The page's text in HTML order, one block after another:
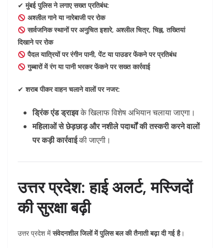
✔मुंबई पुलिस ने लगाए सख्त प्रतिबंध:
अश्लील गाने या नारेबाजी पर रोक
सार्वजनिक स्थानों पर अनुचित इशारे, अश्लील चित्र, चिह्न, तख्तियां
दिखाने पर रोक
पैदल यात्रियों पर रंगीन पानी, पेंट या पाउडर फेंकने पर प्रतिबंध
गुब्बारों में रंग या पानी भरकर फेंकने पर सख्त कार्रवाई
✔शराब पीकर वाहन चलाने वालों पर नजर:
ड्रिंक एंड ड्राइवके खिलाफ विशेष अभियान चलाया जाएगा।
महिलाओं से छेड़छाड़ और नशीले पदार्थों की तस्करी करने वालों
पर कड़ी कार्रवाईकी जाएगी।
उत्तर प्रदेश: हाई अलर्ट, मस्जिदों
की सुरक्षा बढ़ी
उत्तर प्रदेश मेंसंवेदनशील जिलों में पुलिस बल की तैनाती बढ़ा दी गई है।